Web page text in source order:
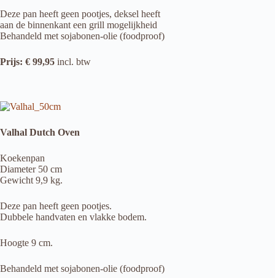
Deze pan heeft geen pootjes, deksel heeft
aan de binnenkant een grill mogelijkheid
Behandeld met sojabonen-olie (foodproof)
Prijs: € 99,95 incl. btw
Valhal Dutch Oven
Koekenpan
Diameter 50 cm
Gewicht 9,9 kg.
Deze pan heeft geen pootjes.
Dubbele handvaten en vlakke bodem.
Hoogte 9 cm.
Behandeld met sojabonen-olie (foodproof)